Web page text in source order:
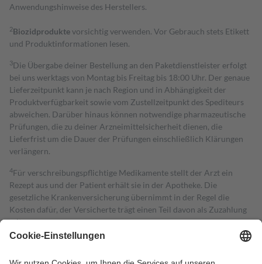
Anwendungshinweise des Herstellers.
2Biozidproduktevorsichtig verwenden. Vor Gebrauch stets Etikett
und Produktinformationen lesen.
3Die Übergabe deiner Bestellung an den Paketdienstleister erfolgt
bei uns werktags von Montag bis Freitag bis 18:00 Uhr. Der genaue
Lieferzeitpunkt kann je nach Region und in Abhängigkeit der
Produktverfügbarkeit sowie vom Zustellzeitpunkt des Spediteurs
abweichen. Darüber hinaus können notwendige pharmazeutische
Prüfungen, die zu deiner Arzneimittelsicherheit dienen, die
Lieferfrist um die Dauer der Prüfungen einschließlich Klärungen
verlängern.
4Für verschreibungspflichtige Medikamente stellt der Arzt ein
Rezept aus und der Patient erhält sie in der Apotheke. Die
gesetzliche Krankenversicherung übernimmt in der Regel die
Kosten dafür, der Versicherte trägt einen Teil davon als Zuzahlung
mit.
Grundsätzlich leisten Mitglieder Zuzahlungen in Höhe von zehn
höchstens zehn Euro.
Es sind jedoch nie mehr als die tatsächlichen